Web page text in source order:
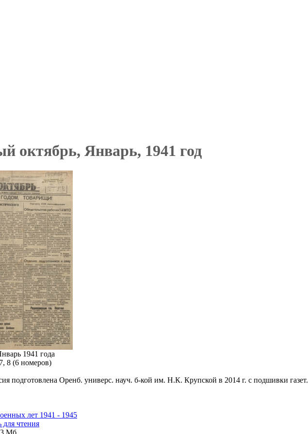
октябрь, Январь, 1941 год
1941 года
8 (6 номеров)
подготовлена Оренб. универс. науч. б-кой им. Н.К. Крупской в 2014 г. с подшивки газет.
лет 1941 - 1945
для чтения
Мб